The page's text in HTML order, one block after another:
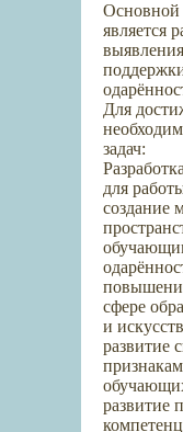
является
Для
задач:
для
создание
сфере
и
развитие
развитие